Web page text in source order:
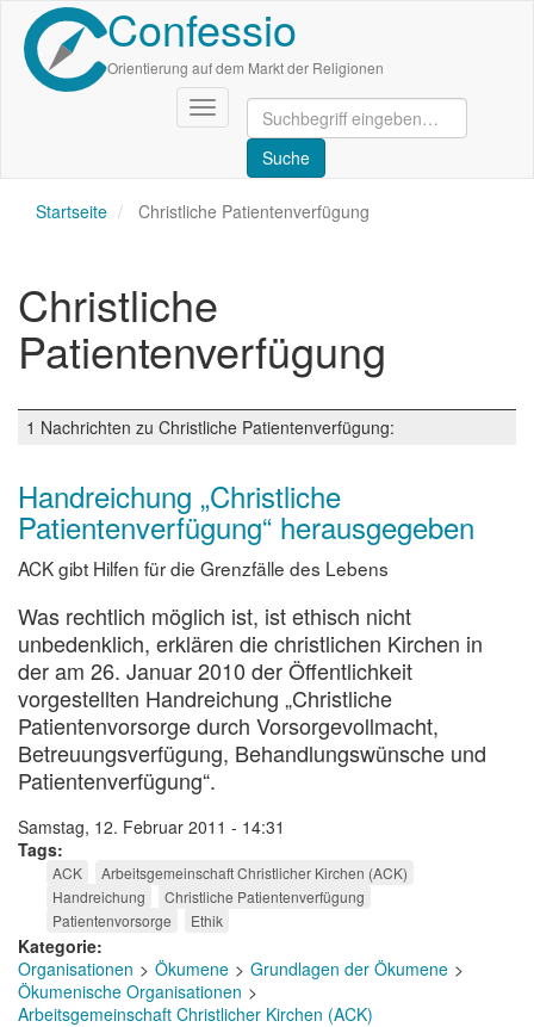
Direkt
zum
Inhalt
Confessio
Orientierung auf dem Markt der Religionen
Navigation
aktivieren/deaktivieren
Startseite Christliche Patientenverfügung
Christliche
Patientenverfügung
1 Nachrichten zu Christliche Patientenverfügung:
Handreichung „Christliche
Patientenverfügung“ herausgegeben
ACK gibt Hilfen für die Grenzfälle des Lebens
Was rechtlich möglich ist, ist ethisch nicht
unbedenklich, erklären die christlichen Kirchen in
der am 26. Januar 2010 der Öffentlichkeit
vorgestellten Handreichung „Christliche
Patientenvorsorge durch Vorsorgevollmacht,
Betreuungsverfügung, Behandlungswünsche und
Patientenverfügung“.
Samstag, 12. Februar 2011 - 14:31
Tags
ACK
Arbeitsgemeinschaft Christlicher Kirchen (ACK)
Handreichung
Christliche Patientenverfügung
Patientenvorsorge
Ethik
Kategorie
Organisationen
Ökumene
Grundlagen der Ökumene
Ökumenische Organisationen
Arbeitsgemeinschaft Christlicher Kirchen (ACK)